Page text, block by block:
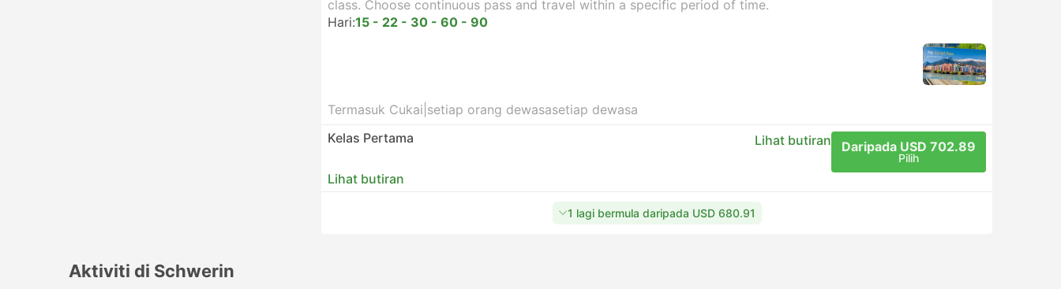
class. Choose continuous pass and travel within a specific period of time.
Hari:15 - 22 - 30 - 60 - 90
Termasuk Cukai setiap orang dewasasetiap dewasa
Kelas Pertama
Lihat butiran Daripada USD 702.89
Pilih
Lihat butiran
1 lagi bermula daripada USD 680.91
Aktiviti di Schwerin